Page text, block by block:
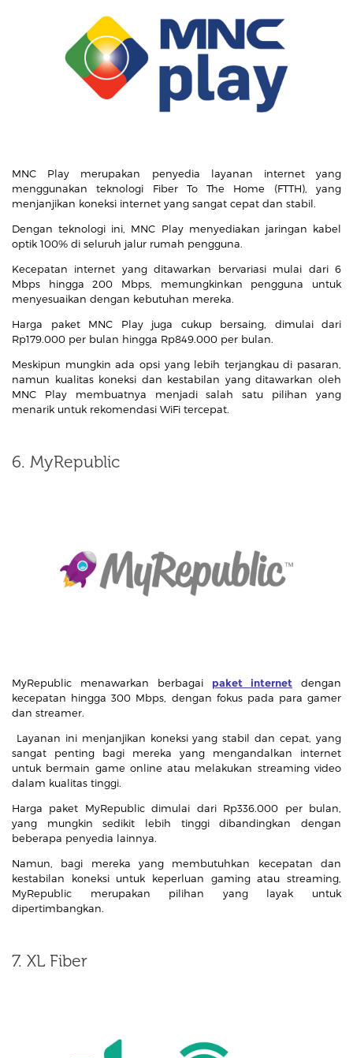
MNC Play merupakan penyedia layanan internet yang
menggunakan teknologi Fiber To The Home (FTTH), yang
menjanjikan koneksi internet yang sangat cepat dan stabil.
Dengan teknologi ini, MNC Play menyediakan jaringan kabel
optik 100% di seluruh jalur rumah pengguna.
Kecepatan internet yang ditawarkan bervariasi mulai dari 6
Mbps hingga 200 Mbps, memungkinkan pengguna untuk
menyesuaikan dengan kebutuhan mereka.
Harga paket MNC Play juga cukup bersaing, dimulai dari
Rp179.000 per bulan hingga Rp849.000 per bulan.
Meskipun mungkin ada opsi yang lebih terjangkau di pasaran,
namun kualitas koneksi dan kestabilan yang ditawarkan oleh
MNC Play membuatnya menjadi salah satu pilihan yang
menarik untuk rekomendasi WiFi tercepat.
6. MyRepublic
MyRepublic menawarkan berbagai paket internet dengan
kecepatan hingga 300 Mbps, dengan fokus pada para gamer
dan streamer.
Layanan ini menjanjikan koneksi yang stabil dan cepat, yang
sangat penting bagi mereka yang mengandalkan internet
untuk bermain game online atau melakukan streaming video
dalam kualitas tinggi.
Harga paket MyRepublic dimulai dari Rp336.000 per bulan,
yang mungkin sedikit lebih tinggi dibandingkan dengan
beberapa penyedia lainnya.
Namun, bagi mereka yang membutuhkan kecepatan dan
kestabilan koneksi untuk keperluan gaming atau streaming,
MyRepublic merupakan pilihan yang layak untuk
dipertimbangkan.
7. XL Fiber